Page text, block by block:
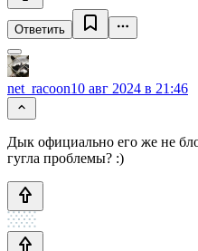
Ответить
net_racoon10 авг 2024 в 21:46
Дык официально его же не
гугла проблемы? :)